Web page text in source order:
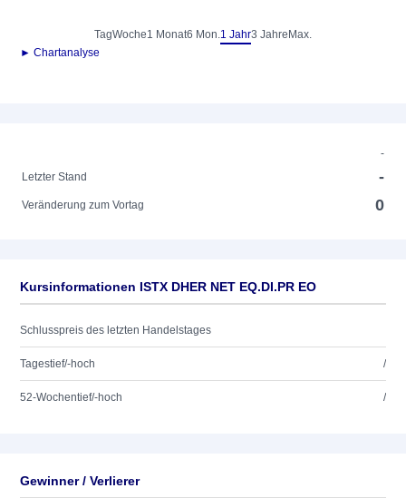
TagWoche1 Monat6 Mon.1 Jahr3 Jahre Max.
► Chartanalyse
-
Letzter Stand
-
Veränderung zum Vortag 0
Kursinformationen ISTX DHER NET EQ.DI.PR EO
Schlusspreis des letzten Handelstages
Tagestief/-hoch /
52-Wochentief/-hoch /
Gewinner / Verlierer